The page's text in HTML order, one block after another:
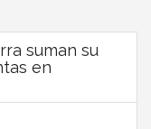
suman su
en